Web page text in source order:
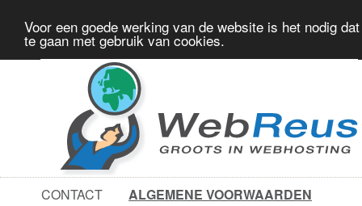
Voor een goede werking van de website is het nodig
te gaan met gebruik van cookies.
CONTACT
ALGEMENE VOORWAARDEN